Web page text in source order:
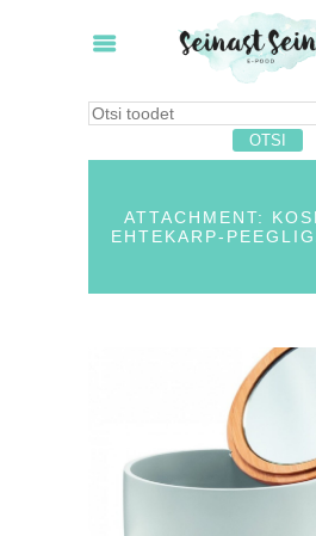
ATTACHMENT:
EHTEKARP-